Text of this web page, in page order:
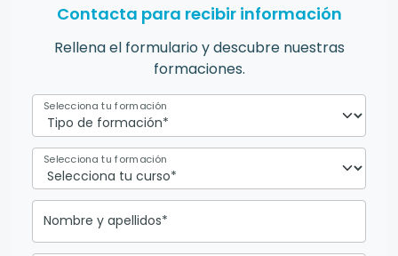
Contacta para recibir información
Rellena el formulario y descubre nuestras
formaciones.
Selecciona tu formación
Selecciona tu formación
Nombre y apellidos*